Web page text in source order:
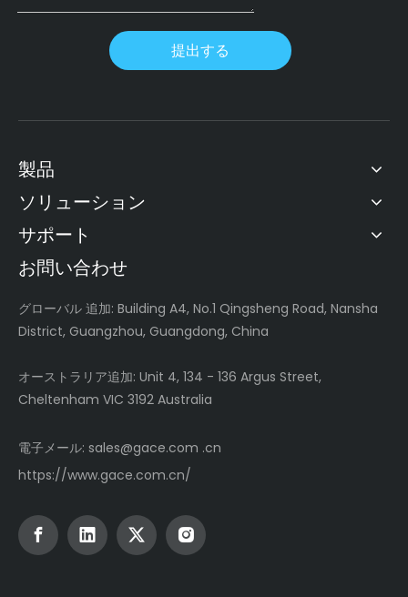
提出する
製品
ソリューション
サポート
お問い合わせ
グローバル 追加: Building A4, No.1 Qingsheng Road, Nansha
District, Guangzhou, Guangdong, China
オーストラリア追加: Unit 4, 134 - 136 Argus Street,
Cheltenham VIC 3192 Australia
電子メール: sales@gace.com .cn
https://www.gace.com.cn/